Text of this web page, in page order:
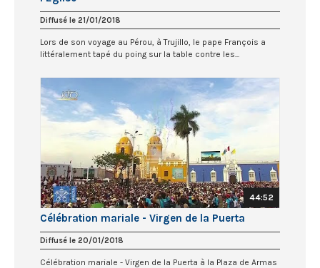
Diffusé le 21/01/2018
Lors de son voyage au Pérou, à Trujillo, le pape François a
littéralement tapé du poing sur la table contre les...
44:52
Célébration mariale - Virgen de la Puerta
Diffusé le 20/01/2018
Célébration mariale - Virgen de la Puerta à la Plaza de Armas